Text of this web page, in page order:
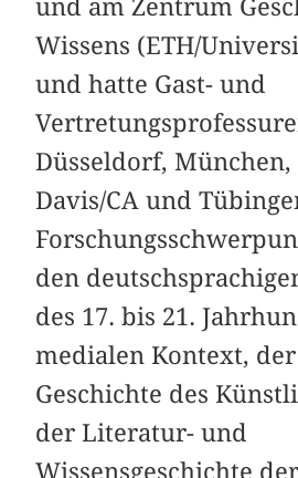
und am Zentrum
Wissens (ETH/
und hatte Gast- und
Düsseldorf, München,
Davis/CA und
den
des 17. bis 21.
medialen Kontext,
Geschichte des
der Literatur- und
Wissensgeschichte